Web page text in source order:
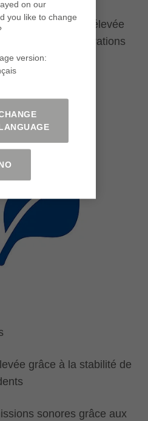
produites plus élevée
du nombre d'opérations
grâce à la stabilité de
sonores grâce aux
on our
you like to change
version: